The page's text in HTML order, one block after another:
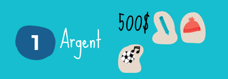
1 Argent 500$